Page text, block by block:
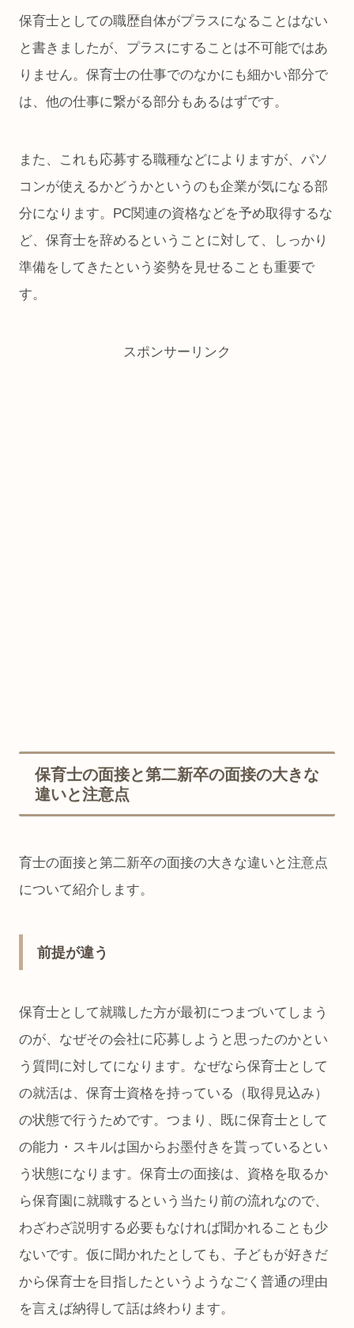
保育士としての職歴自体がプラスになることはない
と書きましたが、プラスにすることは不可能ではあ
りません。保育士の仕事でのなかにも細かい部分で
は、他の仕事に繋がる部分もあるはずです。
また、これも応募する職種などによりますが、パソ
コンが使えるかどうかというのも企業が気になる部
分になります。PC関連の資格などを予め取得するな
ど、保育士を辞めるということに対して、しっかり
準備をしてきたという姿勢を見せることも重要で
す。
スポンサーリンク
保育士の面接と第二新卒の面接の大きな
違いと注意点
育士の面接と第二新卒の面接の大きな違いと注意点
について紹介します。
前提が違う
保育士として就職した方が最初につまづいてしまう
のが、なぜその会社に応募しようと思ったのかとい
う質問に対してになります。なぜなら保育士として
の就活は、保育士資格を持っている（取得見込み）
の状態で行うためです。つまり、既に保育士として
の能力・スキルは国からお墨付きを貰っているとい
う状態になります。保育士の面接は、資格を取るか
ら保育園に就職するという当たり前の流れなので、
わざわざ説明する必要もなければ聞かれることも少
ないです。仮に聞かれたとしても、子どもが好きだ
から保育士を目指したというようなごく普通の理由
を言えば納得して話は終わります。